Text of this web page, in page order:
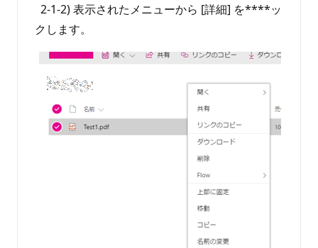
2-1-2) 表示されたメニューから [詳細] を****ッ
クします。